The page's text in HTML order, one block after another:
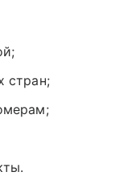
стран;